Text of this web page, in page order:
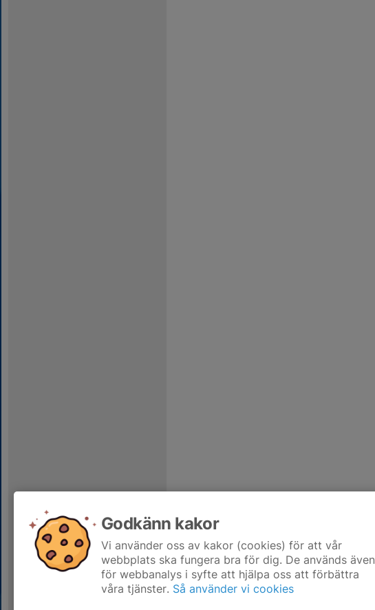
Godkänn kakor
Vi använder oss av kakor (cookies) för att vår
webbplats ska fungera bra för dig. De används även
för webbanalys i syfte att hjälpa oss att förbättra
våra tjänster. Så använder vi cookies